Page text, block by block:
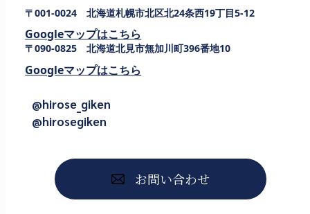
〒001-0024 北海道札幌市北区北24条西19丁目5-12
Googleマップはこちら
〒090-0825 北海道北見市無加川町396番地10
Googleマップはこちら
@hirose_giken
@hirosegiken
お問い合わせ